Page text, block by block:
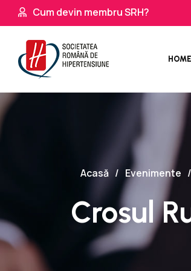
Cum devin membru SRH?
HOME
Crosul
Acasă Evenimente